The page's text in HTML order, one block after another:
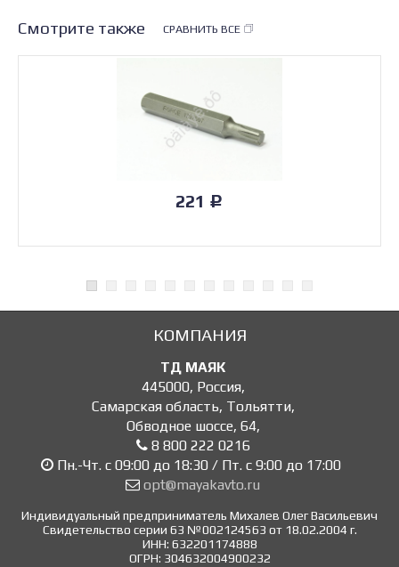
Смотрите также СРАВНИТЬ ВСЕ
221 Р
КОМПАНИЯ
ТД МАЯК
445000, Россия,
Самарская область, Тольятти,
Обводное шоссе, 64,
8 800 222 0216
Пн.-Чт. с 09:00 до 18:30 / Пт. с 9:00 до 17:00
opt@mayakavto.ru
Индивидуальный предприниматель Михалев Олег Васильевич
Свидетельство серии 63 №002124563 от 18.02.2004 г.
ИНН: 632201174888
ОГРН: 304632004900232